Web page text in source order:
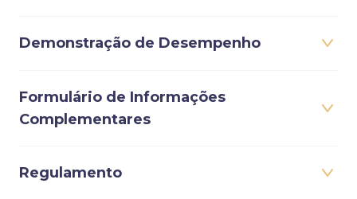
Demonstração de Desempenho
Formulário de Informações
Complementares
Regulamento